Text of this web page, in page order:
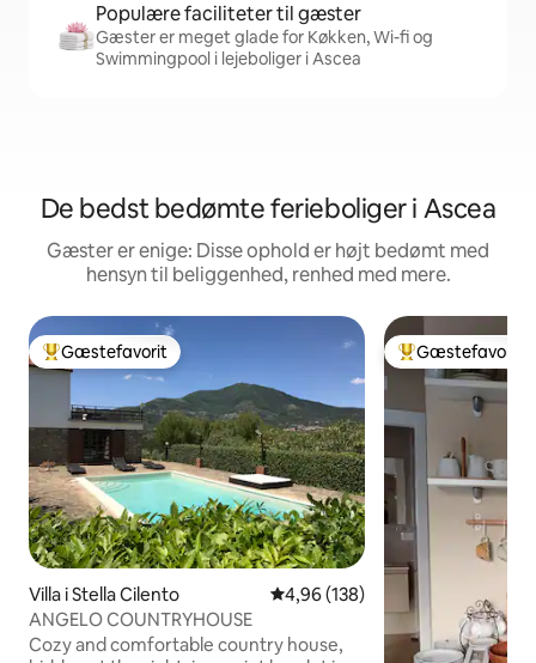
Populære faciliteter til gæster
Gæster er meget glade for Køkken, Wi-fi og
Swimmingpool i lejeboliger i Ascea
De bedst bedømte ferieboliger i Ascea
Gæster er enige: Disse ophold er højt bedømt med
hensyn til beliggenhed, renhed med mere.
Bedste gæstefavorit
Gæstefavorit
Villa i Stella Cilento 4,96 ud af 5 i gennemsnitlig
4,96 (138)
ANGELO COUNTRYHOUSE
Cozy and comfortable country house,
Bedste
Gæstefavorit